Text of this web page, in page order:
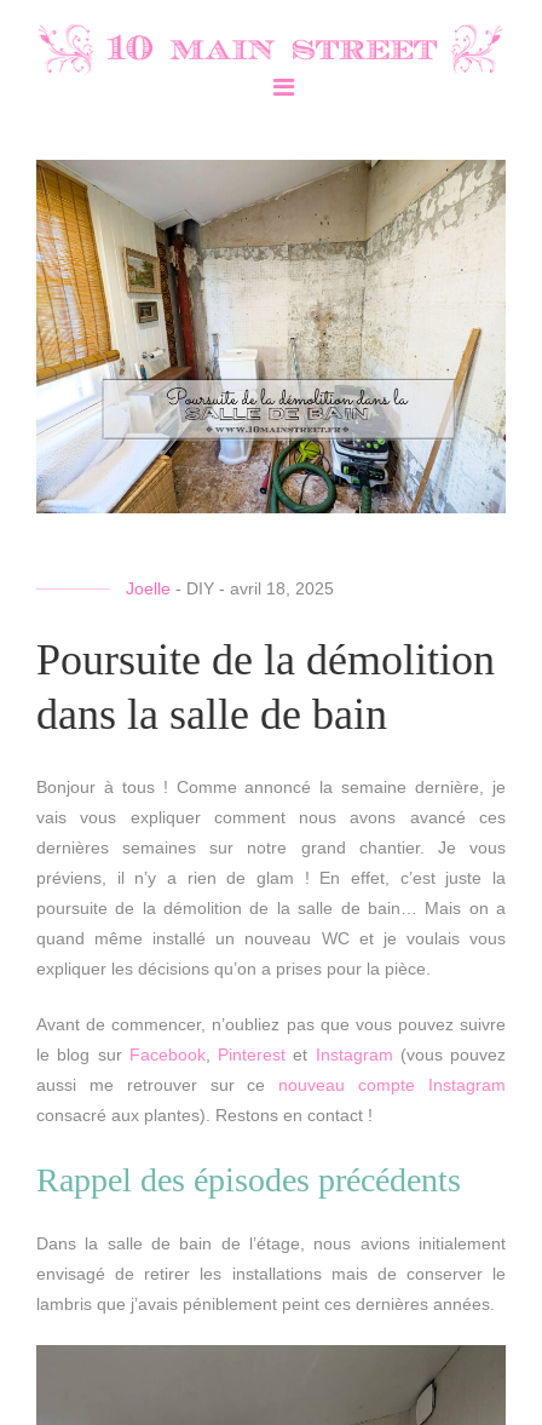
Joelle - DIY - avril 18, 2025
Poursuite de la démolition
dans la salle de bain
Bonjour à tous ! Comme annoncé la semaine dernière, je
vais vous expliquer comment nous avons avancé ces
dernières semaines sur notre grand chantier. Je vous
préviens, il n’y a rien de glam ! En effet, c’est juste la
poursuite de la démolition de la salle de bain… Mais on a
quand même installé un nouveau WC et je voulais vous
expliquer les décisions qu’on a prises pour la pièce.
Avant de commencer, n’oubliez pas que vous pouvez suivre
le blog sur Facebook, Pinterest et Instagram (vous pouvez
aussi me retrouver sur ce nouveau compte Instagram
consacré aux plantes). Restons en contact !
Rappel des épisodes précédents
Dans la salle de bain de l’étage, nous avions initialement
envisagé de retirer les installations mais de conserver le
lambris que j’avais péniblement peint ces dernières années.